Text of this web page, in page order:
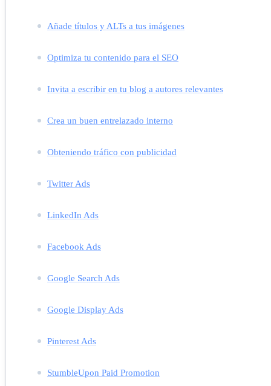
Añade títulos y ALTs a tus imágenes
Optimiza tu contenido para el SEO
Invita a escribir en tu blog a autores relevantes
Crea un buen entrelazado interno
Obteniendo tráfico con publicidad
Twitter Ads
LinkedIn Ads
Facebook Ads
Google Search Ads
Google Display Ads
Pinterest Ads
StumbleUpon Paid Promotion